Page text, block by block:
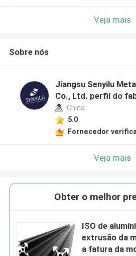
Veja mais
Sobre nós
Jiangsu Senyilu
Co., Ltd. perfil do
China
5.0
Fornecedor
Veja mais
Obter o melhor
ISO de
extrusão da
a fatura da